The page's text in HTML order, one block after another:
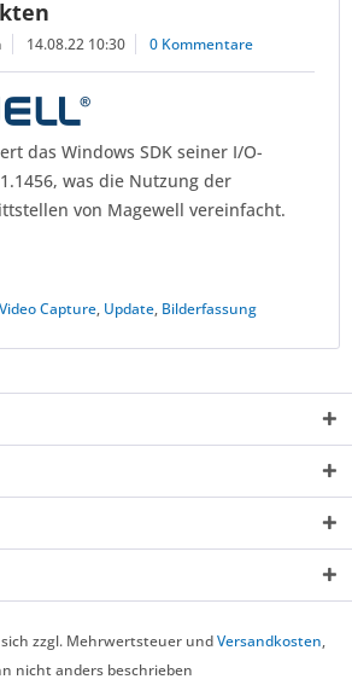
14.08.22 10:30 0 Kommentare
das Windows SDK seiner I/O-
was die Nutzung der
von Magewell vereinfacht.
Video Capture, Update, Bilderfassung
zzgl. Mehrwertsteuer undVersandkosten,
nicht anders beschrieben